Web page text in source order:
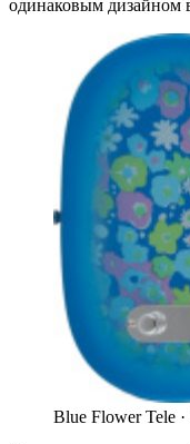
одинаковым дизайном
Blue Flower Tele ·